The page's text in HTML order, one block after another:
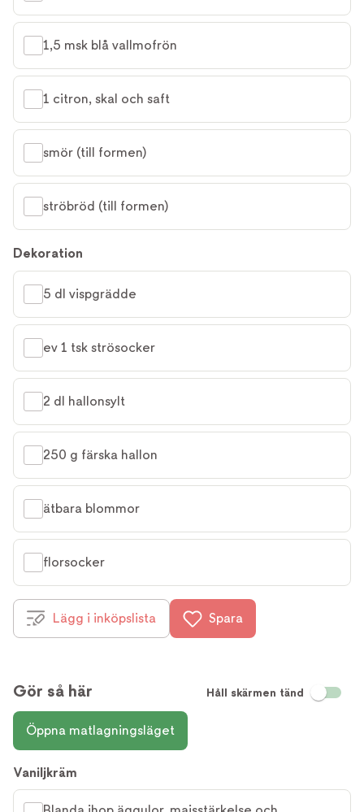
1,5 msk blå vallmofrön
1 citron, skal och saft
smör (till formen)
ströbröd (till formen)
Dekoration
5 dl vispgrädde
ev 1 tsk strösocker
2 dl hallonsylt
250 g färska hallon
ätbara blommor
florsocker
Lägg i inköpslista Spara
Gör så här Håll skärmen tänd
Öppna matlagningsläget
Vaniljkräm